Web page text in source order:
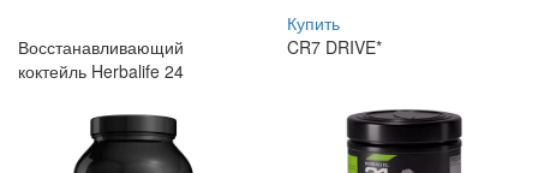
Купить
Восстанавливающий
коктейль Herbalife 24
CR7 DRIVE*